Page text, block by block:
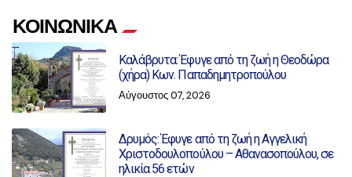
ΚΟΙΝΩΝΙΚΑ
Καλάβρυτα: Έφυγε από τη ζωή η Θεοδώρα
(χήρα) Κων. Παπαδημητροπούλου
Αύγουστος 07, 2026
Δρυμός: Έφυγε από τη ζωή η Αγγελική
Χριστοδουλοπούλου – Αθανασοπούλου, σε
ηλικία 56 ετών